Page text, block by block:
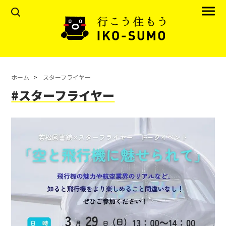
ホーム スターフライヤー
#スターフライヤー